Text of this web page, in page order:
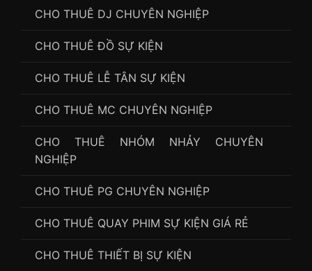
CHO THUÊ DJ CHUYÊN NGHIỆP
CHO THUÊ ĐỒ SỰ KIỆN
CHO THUÊ LỄ TÂN SỰ KIỆN
CHO THUÊ MC CHUYÊN NGHIỆP
CHO THUÊ NHÓM NHẢY CHUYÊN
NGHIỆP
CHO THUÊ PG CHUYÊN NGHIỆP
CHO THUÊ QUAY PHIM SỰ KIỆN GIÁ RẺ
CHO THUÊ THIẾT BỊ SỰ KIỆN